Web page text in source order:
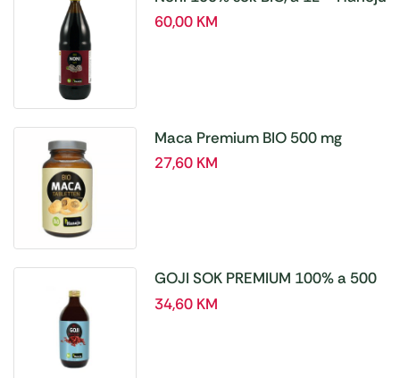
60,00 KM
Maca Premium BIO 500 mg
tablete, a180 tbl – Hanoju
27,60 KM
GOJI SOK PREMIUM 100% a 500
ml
34,60 KM